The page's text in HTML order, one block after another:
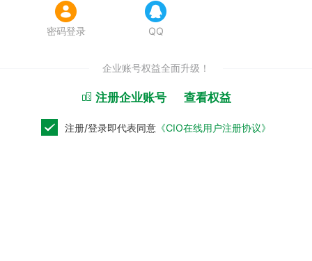
密码登录

QQ
企业账号权益全面升级！
注册企业账号 查看权益
注册/登录即代表同意《CIO在线用户注册协议》